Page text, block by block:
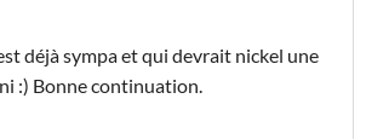
déjà sympa et qui devrait nickel une
:) Bonne continuation.